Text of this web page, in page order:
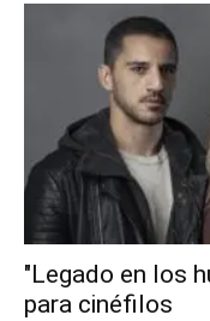
"Legado en los
para cinéfilos